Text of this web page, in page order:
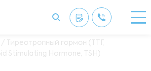
/ Тиреотропный гормон (ТТГ,
Stimulating Hormone, TSH)